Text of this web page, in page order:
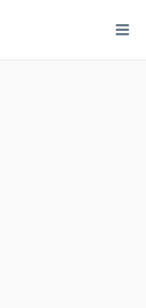
TECHSTELLEN.DE